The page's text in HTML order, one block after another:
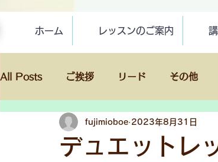
ホーム レッスンのご案内
All Posts ご挨拶 リード その他
レッスン 演奏会 マインド
デュエットレ
fujimioboe 2023年8月31日